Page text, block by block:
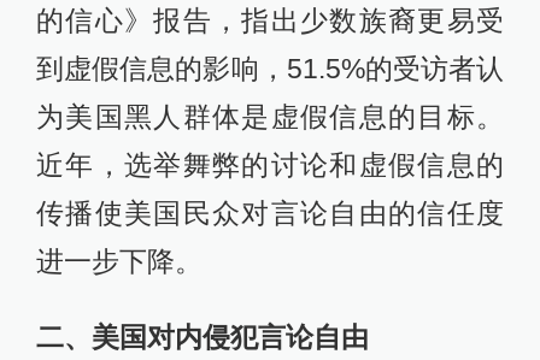
的信心》报告，指出少数族裔更易受
到虚假信息的影响，51.5%的受访者认
为美国黑人群体是虚假信息的目标。
近年，选举舞弊的讨论和虚假信息的
传播使美国民众对言论自由的信任度
进一步下降。
二、美国对内侵犯言论自由